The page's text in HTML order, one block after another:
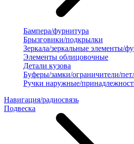
Бампера/фурнитура
Брызговики/подкрылки
Зеркала/зеркальные элементы/
Элементы облицовочные
Детали кузова
Буферы/замки/ограничители/
Ручки наружные/
Навигация/радиосвязь
Подвеска